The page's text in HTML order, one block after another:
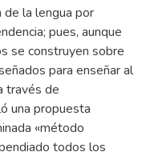
de la lengua por
pues, aunque
se construyen sobre
para enseñar al
través de
una propuesta
«método
todos los